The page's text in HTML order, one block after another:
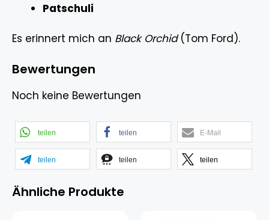
Patschuli
Es erinnert mich an Black Orchid(Tom Ford).
Bewertungen
Noch keine Bewertungen
teilen teilen E-Mail
teilen teilen teilen
Ähnliche Produkte